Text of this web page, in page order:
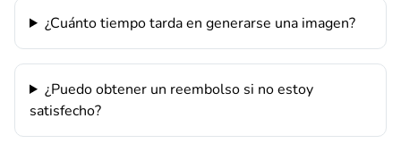
¿Cuánto tiempo tarda en generarse una imagen?
¿Puedo obtener un reembolso si no estoy
satisfecho?